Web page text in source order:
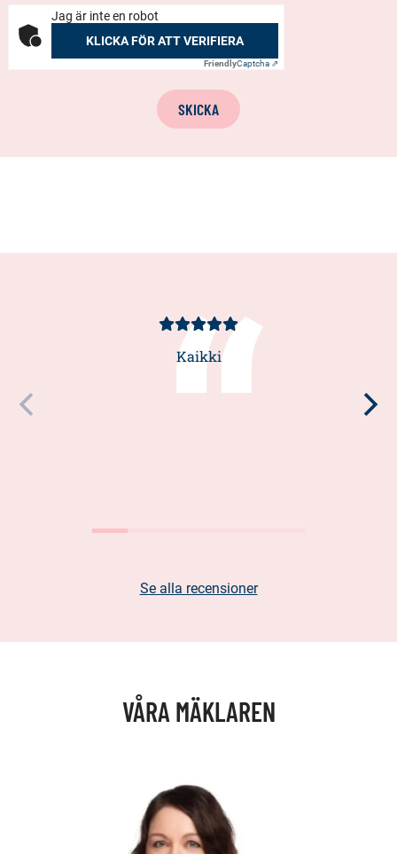
Jag är inte en robot
KLICKA FÖR ATT VERIFIERA
FriendlyCaptcha ⇗
SKICKA
Kundbetyg
5/5Kaikki
Se alla recensioner
VÅRA MÄKLAREN